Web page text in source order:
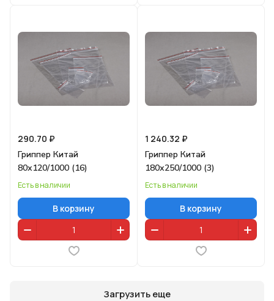
290.70 ₽
Гриппер Китай
80х120/1000 (16)
Есть в наличии
В корзину
1 240.32 ₽
Гриппер Китай
180х250/1000 (3)
Есть в наличии
В корзину
Загрузить еще